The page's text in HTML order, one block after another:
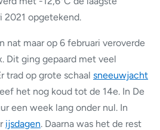
2021 opgetekend.
nat maar op 6 februari veroverde
Dit ging gepaard met veel
trad op grote schaal sneeuwjacht
het nog koud tot de 14e. In De
een week lang onder nul. In
ijsdagen. Daarna was het de rest